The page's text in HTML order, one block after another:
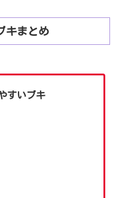
キまとめ
すいブキ